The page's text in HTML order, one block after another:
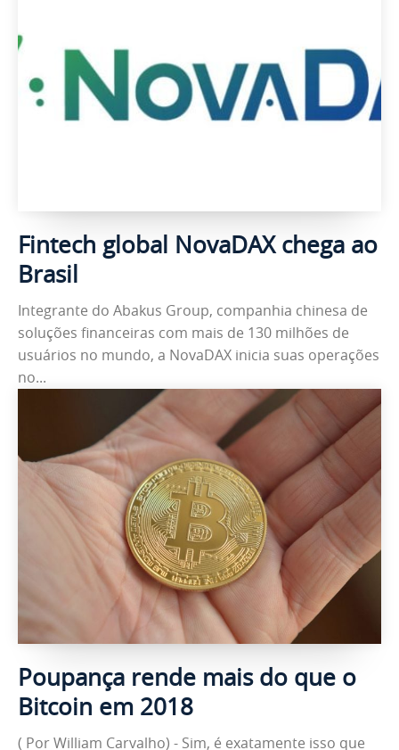
Fintech global NovaDAX chega ao
Brasil
Integrante do Abakus Group, companhia chinesa de
soluções financeiras com mais de 130 milhões de
usuários no mundo, a NovaDAX inicia suas operações
no...
Poupança rende mais do que o
Bitcoin em 2018
( Por William Carvalho) - Sim, é exatamente isso que